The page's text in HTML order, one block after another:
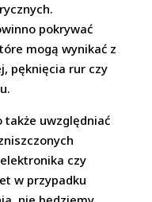
pokrywać
mogą wynikać z
pęknięcia rur czy
także uwzględniać
czy
w przypadku